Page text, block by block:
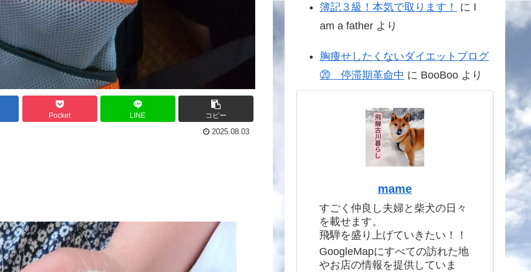
Pocket LINE コピー
2025.08.03
簿記３級！本気で取ります！ に I
am a father より
胸痩せしたくないダイエットブログ
⑳ 停滞期革命中 に BooBoo より
mame
すごく仲良し夫婦と柴犬の日々
を載せます。
飛騨を盛り上げていきたい！！
GoogleMapにすべての訪れた地
やお店の情報を提供していま